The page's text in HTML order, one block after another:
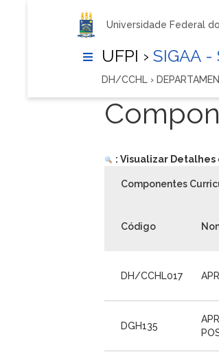
Universidade Federal
UFPI › SIGAA
DH/CCHL ›
: Visualizar
Componentes
Código
DH/CCHL017
DGH135